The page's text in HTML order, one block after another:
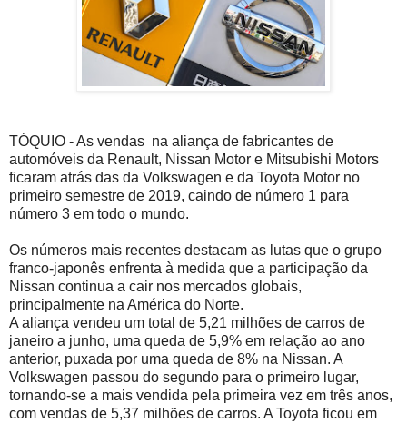
TÓQUIO - As vendas na aliança de fabricantes de
automóveis da Renault, Nissan Motor e Mitsubishi Motors
ficaram atrás das da Volkswagen e da Toyota Motor no
primeiro semestre de 2019, caindo de número 1 para
número 3 em todo o mundo.
Os números mais recentes destacam as lutas que o grupo
franco-japonês enfrenta à medida que a participação da
Nissan continua a cair nos mercados globais,
principalmente na América do Norte.
A aliança vendeu um total de 5,21 milhões de carros de
janeiro a junho, uma queda de 5,9% em relação ao ano
anterior, puxada por uma queda de 8% na Nissan. A
Volkswagen passou do segundo para o primeiro lugar,
tornando-se a mais vendida pela primeira vez em três anos,
com vendas de 5,37 milhões de carros. A Toyota ficou em